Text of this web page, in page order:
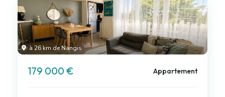
à 26 km de Nangis
179 000 € Appartement